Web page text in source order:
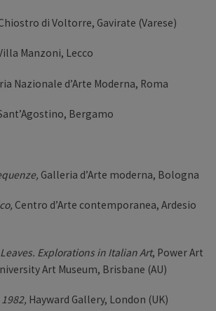
di Voltorre, Gavirate (Varese)
Manzoni, Lecco
Nazionale d’Arte Moderna, Roma
Bergamo
Galleria d’Arte moderna, Bologna
Centro d’Arte contemporanea, Ardesio
Explorations in Italian Art, Power Art
Art Museum, Brisbane (AU)
Hayward Gallery, London (UK)